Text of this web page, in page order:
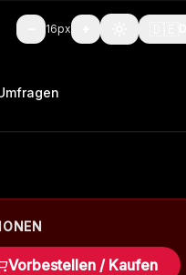
16px
Vorbestellen / Kaufen